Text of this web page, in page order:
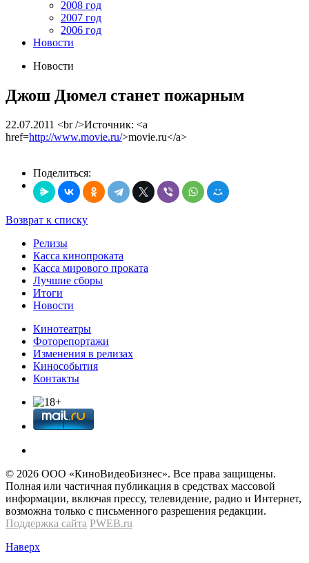
2008 год
2007 год
2006 год
Новости
Новости
Джош Дюмел станет пожарным
22.07.2011 <br />Источник: <a
href=http://www.movie.ru/>movie.ru</a>
Поделиться:
Возврат к списку
Релизы
Касса кинопроката
Касса мирового проката
Лучшие сборы
Итоги
Новости
Кинотеатры
Фоторепортажи
Изменения в релизах
Кинособытия
Контакты
© 2026 OOО «КиноВидеоБизнес». Все права защищены.
Полная или частичная публикация в средствах массовой
информации, включая прессу, телевидение, радио и Интернет,
возможна только с письменного разрешения редакции.
Поддержка сайта PWEB.ru
Наверх